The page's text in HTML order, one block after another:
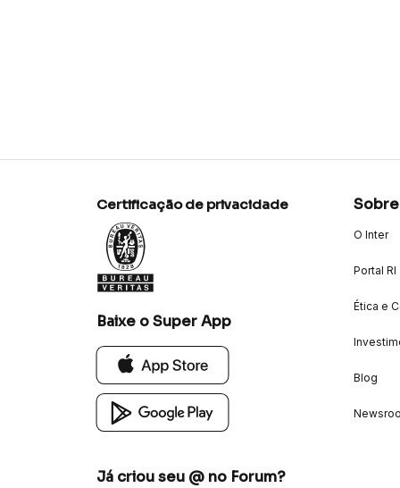
Certificação de privacidade
Baixe o Super App
Já criou seu @ no Forum?
O Inter
Portal RI
Ética e
Blog